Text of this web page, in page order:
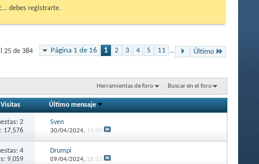
debes registrarte.
Página 1 de 16 1 2 3 4 5 11 ... Último
25 de 384
Herramientas de foro Buscar en el foro
Visitas Último mensaje
2
17,576
Sven
30/04/2024, 14:05
4
9,059
Drumpi
09/04/2024, 18:15